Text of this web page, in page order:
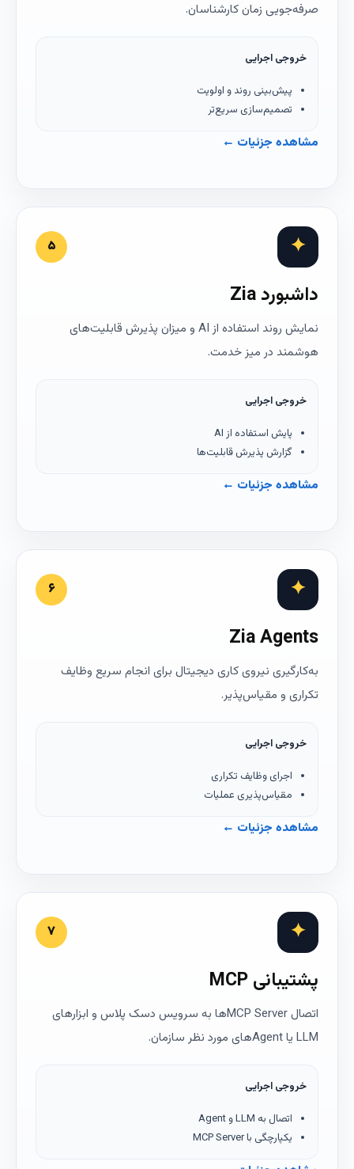
صرفه‌جویی زمان کارشناسان.
خروجی اجرایی
پیش‌بینی روند و اولویت
تصمیم‌سازی سریع‌تر
مشاهده جزئیات ←
✦ ۵
داشبورد Zia
نمایش روند استفاده از AI و میزان پذیرش قابلیت‌های
هوشمند در میز خدمت.
خروجی اجرایی
پایش استفاده از AI
گزارش پذیرش قابلیت‌ها
مشاهده جزئیات ←
✦ ۶
Zia Agents
به‌کارگیری نیروی کاری دیجیتال برای انجام سریع وظایف
تکراری و مقیاس‌پذیر.
خروجی اجرایی
اجرای وظایف تکراری
مقیاس‌پذیری عملیات
مشاهده جزئیات ←
✦ ۷
پشتیبانی MCP
اتصال MCP Serverها به سرویس دسک پلاس و ابزارهای
LLM یا Agentهای مورد نظر سازمان.
خروجی اجرایی
اتصال به LLM و Agent
یکپارچگی با MCP Server